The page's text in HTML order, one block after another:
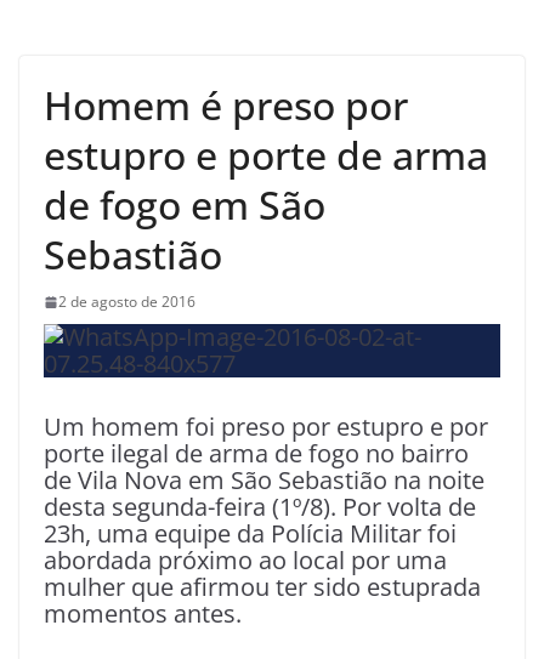
Homem é preso por
estupro e porte de arma
de fogo em São
Sebastião
2 de agosto de 2016
Um homem foi preso por estupro e por
porte ilegal de arma de fogo no bairro
de Vila Nova em São Sebastião na noite
desta segunda-feira (1º/8). Por volta de
23h, uma equipe da Polícia Militar foi
abordada próximo ao local por uma
mulher que afirmou ter sido estuprada
momentos antes.